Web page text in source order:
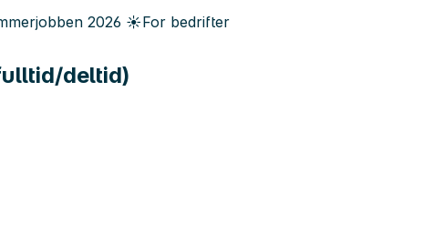
2026 ☀️For bedrifter
deltid)